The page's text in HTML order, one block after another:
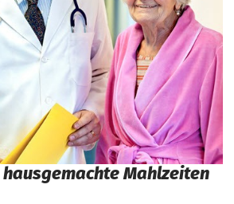
Mahlzeiten